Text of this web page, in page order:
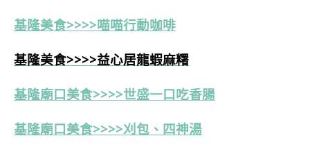
基隆美食>>>>喵喵行動咖啡
基隆美食>>>>益心居龍蝦麻糬
基隆廟口美食>>>>世盛一口吃香腸
基隆廟口美食>>>>刈包、四神湯